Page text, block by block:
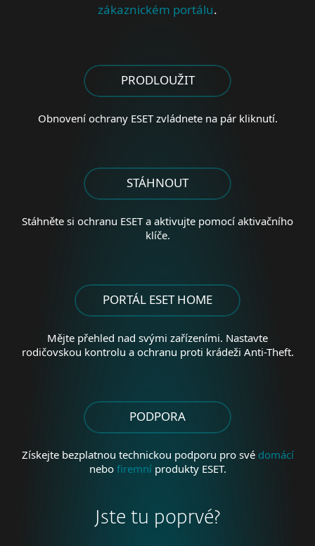
zákaznickém portálu.
PRODLOUŽIT
Obnovení ochrany ESETzvládnete na pár kliknutí.
STÁHNOUT
Stáhněte si ochranu ESET a aktivujte pomocí aktivačního
klíče.
PORTÁL ESET HOME
Mějte přehled nad svými zařízeními. Nastavte
rodičovskou kontrolu a ochranu proti krádeži Anti-Theft.
PODPORA
Získejte bezplatnou technickou podporu pro své domácí
nebo firemní produkty ESET.
Jste tu poprvé?